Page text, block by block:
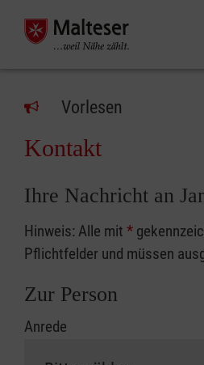
Vorlesen
Kontakt
Ihre Nachricht an
Hinweis: Alle mit *
Pflichtfelder und müssen
Zur Person
Anrede